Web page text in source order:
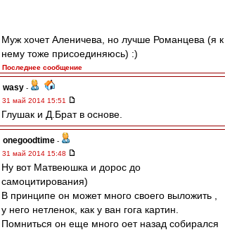
Муж хочет Аленичева, но лучше Романцева (я к
нему тоже присоединяюсь) :)
Последнее сообщение
wasy -
31 май 2014 15:51
Глушак и Д.Брат в основе.
onegoodtime -
31 май 2014 15:48
Ну вот Матвеюшка и дорос до
самоцитирования)
В принципе он может много своего выложить ,
у него нетленок, как у ван гога картин.
Помниться он еще много оет назад собирался